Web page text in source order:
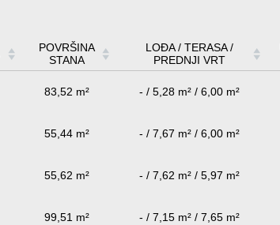
POVRŠINA
STANA
LOĐA / TERASA /
PREDNJI VRT
83,52 m² - / 5,28 m² / 6,00 m²
55,44 m² - / 7,67 m² / 6,00 m²
55,62 m² - / 7,62 m² / 5,97 m²
99,51 m² - / 7,15 m² / 7,65 m²